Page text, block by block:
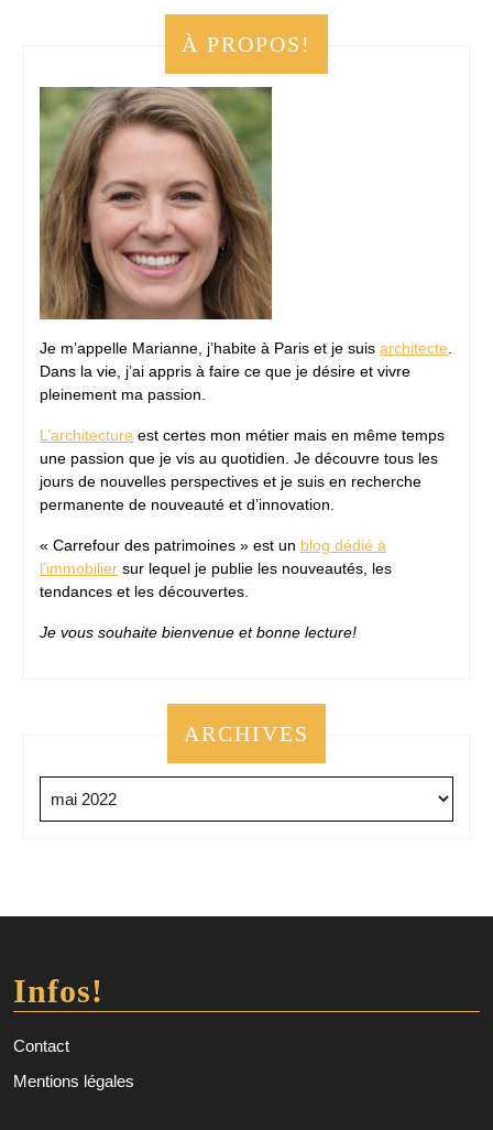
À PROPOS!
Je m’appelle Marianne, j’habite à Paris et je suis architecte.
Dans la vie, j’ai appris à faire ce que je désire et vivre
pleinement ma passion.
L’architecture est certes mon métier mais en même temps
une passion que je vis au quotidien. Je découvre tous les
jours de nouvelles perspectives et je suis en recherche
permanente de nouveauté et d’innovation.
« Carrefour des patrimoines » est un blog dédié à
l’immobilier sur lequel je publie les nouveautés, les
tendances et les découvertes.
Je vous souhaite bienvenue et bonne lecture!
ARCHIVES
Infos!
Contact
Mentions légales